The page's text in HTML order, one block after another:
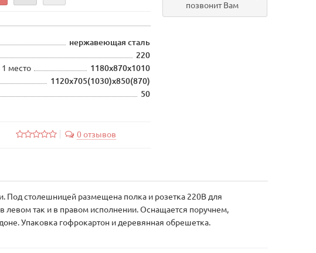
нержавеющая сталь
220
место
1180х870х1010
1120x705(1030)x850(870)
50
0 отзывов
позвонит Вам
Под столешницей размещена полка и розетка 220В для
левом так и в правом исполнении. Оснащается поручнем,
Упаковка гофрокартон и деревянная обрешетка.